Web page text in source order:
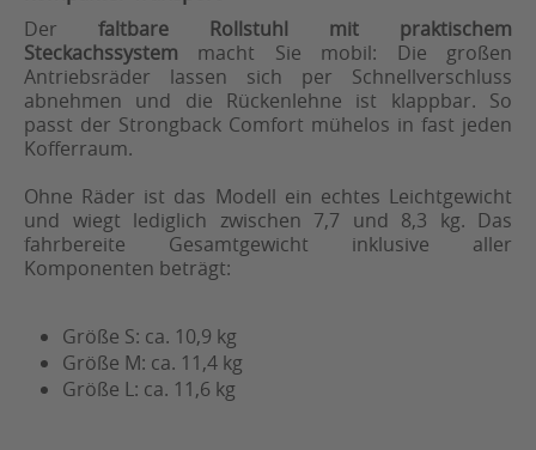
Der faltbare Rollstuhl mit praktischem
Steckachssystem macht Sie mobil: Die großen
Antriebsräder lassen sich per Schnellverschluss
abnehmen und die Rückenlehne ist klappbar. So
passt der Strongback Comfort mühelos in fast jeden
Kofferraum.
Ohne Räder ist das Modell ein echtes Leichtgewicht
und wiegt lediglich zwischen 7,7 und 8,3 kg. Das
fahrbereite Gesamtgewicht inklusive aller
Komponenten beträgt:
Größe S: ca. 10,9 kg
Größe M: ca. 11,4 kg
Größe L: ca. 11,6 kg